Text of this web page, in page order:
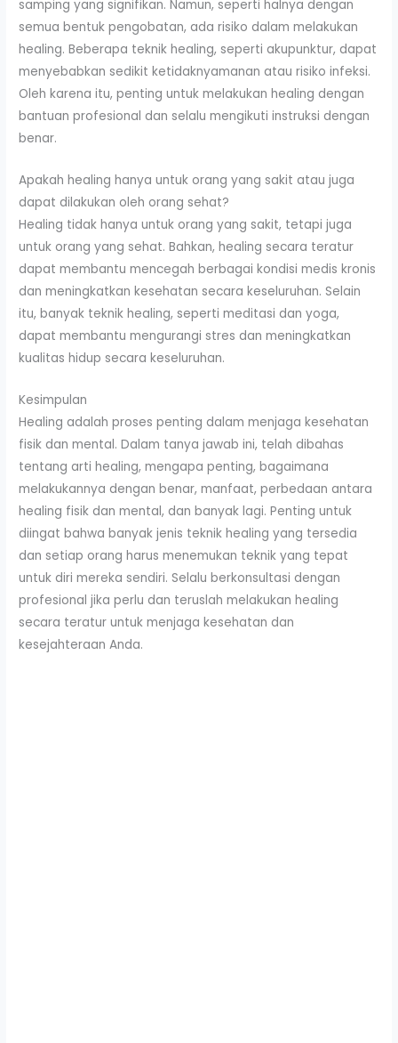
samping yang signifikan. Namun, seperti halnya dengan
semua bentuk pengobatan, ada risiko dalam melakukan
healing. Beberapa teknik healing, seperti akupunktur, dapat
menyebabkan sedikit ketidaknyamanan atau risiko infeksi.
Oleh karena itu, penting untuk melakukan healing dengan
bantuan profesional dan selalu mengikuti instruksi dengan
benar.
Apakah healing hanya untuk orang yang sakit atau juga
dapat dilakukan oleh orang sehat?
Healing tidak hanya untuk orang yang sakit, tetapi juga
untuk orang yang sehat. Bahkan, healing secara teratur
dapat membantu mencegah berbagai kondisi medis kronis
dan meningkatkan kesehatan secara keseluruhan. Selain
itu, banyak teknik healing, seperti meditasi dan yoga,
dapat membantu mengurangi stres dan meningkatkan
kualitas hidup secara keseluruhan.
Kesimpulan
Healing adalah proses penting dalam menjaga kesehatan
fisik dan mental. Dalam tanya jawab ini, telah dibahas
tentang arti healing, mengapa penting, bagaimana
melakukannya dengan benar, manfaat, perbedaan antara
healing fisik dan mental, dan banyak lagi. Penting untuk
diingat bahwa banyak jenis teknik healing yang tersedia
dan setiap orang harus menemukan teknik yang tepat
untuk diri mereka sendiri. Selalu berkonsultasi dengan
profesional jika perlu dan teruslah melakukan healing
secara teratur untuk menjaga kesehatan dan
kesejahteraan Anda.